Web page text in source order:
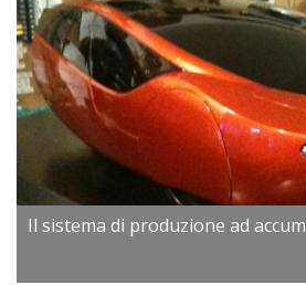
Il sistema di produzione ad